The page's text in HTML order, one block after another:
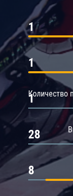
1
1
Количество
1
28
8